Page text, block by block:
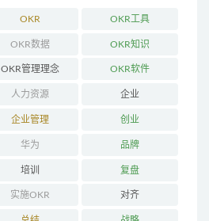
OKR OKR工具
OKR数据 OKR知识
OKR管理理念 OKR软件
人力资源 企业
企业管理 创业
华为 品牌
培训 复盘
实施OKR 对齐